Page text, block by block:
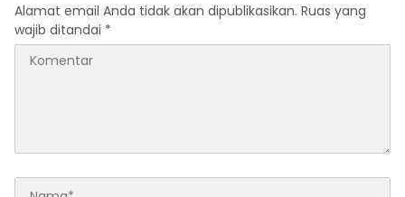
Alamat email Anda tidak akan dipublikasikan. Ruas yang
wajib ditandai *